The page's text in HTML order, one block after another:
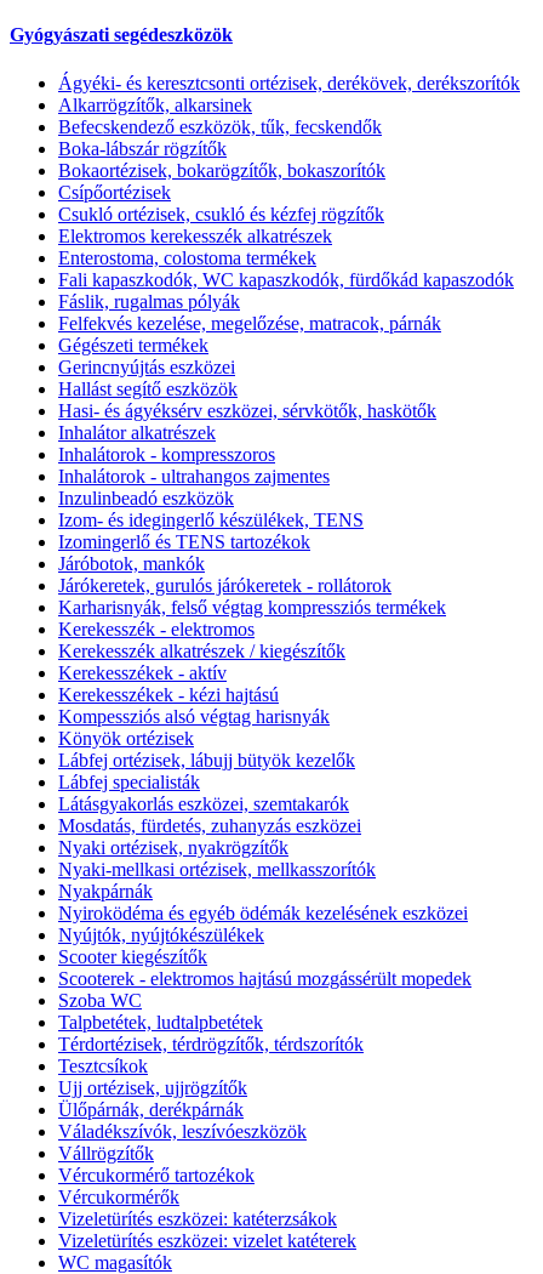
Gyógyászati segédeszközök
Ágyéki- és keresztcsonti ortézisek, derékövek, derékszorítók
Alkarrögzítők, alkarsinek
Befecskendező eszközök, tűk, fecskendők
Boka-lábszár rögzítők
Bokaortézisek, bokarögzítők, bokaszorítók
Csípőortézisek
Csukló ortézisek, csukló és kézfej rögzítők
Elektromos kerekesszék alkatrészek
Enterostoma, colostoma termékek
Fali kapaszkodók, WC kapaszkodók, fürdőkád kapaszodók
Fáslik, rugalmas pólyák
Felfekvés kezelése, megelőzése, matracok, párnák
Gégészeti termékek
Gerincnyújtás eszközei
Hallást segítő eszközök
Hasi- és ágyéksérv eszközei, sérvkötők, haskötők
Inhalátor alkatrészek
Inhalátorok - kompresszoros
Inhalátorok - ultrahangos zajmentes
Inzulinbeadó eszközök
Izom- és idegingerlő készülékek, TENS
Izomingerlő és TENS tartozékok
Járóbotok, mankók
Járókeretek, gurulós járókeretek - rollátorok
Karharisnyák, felső végtag kompressziós termékek
Kerekesszék - elektromos
Kerekesszék alkatrészek / kiegészítők
Kerekesszékek - aktív
Kerekesszékek - kézi hajtású
Kompessziós alsó végtag harisnyák
Könyök ortézisek
Lábfej ortézisek, lábujj bütyök kezelők
Lábfej specialisták
Látásgyakorlás eszközei, szemtakarók
Mosdatás, fürdetés, zuhanyzás eszközei
Nyaki ortézisek, nyakrögzítők
Nyaki-mellkasi ortézisek, mellkasszorítók
Nyakpárnák
Nyiroködéma és egyéb ödémák kezelésének eszközei
Nyújtók, nyújtókészülékek
Scooter kiegészítők
Scooterek - elektromos hajtású mozgássérült mopedek
Szoba WC
Talpbetétek, ludtalpbetétek
Térdortézisek, térdrögzítők, térdszorítók
Tesztcsíkok
Ujj ortézisek, ujjrögzítők
Ülőpárnák, derékpárnák
Váladékszívók, leszívóeszközök
Vállrögzítők
Vércukormérő tartozékok
Vércukormérők
Vizeletürítés eszközei: katéterzsákok
Vizeletürítés eszközei: vizelet katéterek
WC magasítók